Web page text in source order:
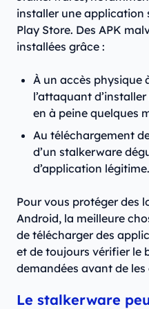
installer une application
Play Store. Des APK
installées grâce :
À un accès physique
l’attaquant
en à peine quelques
Au téléchargement
d’un stalkerware
d’application légitime.
Pour vous protéger des
Android, la meilleure
de télécharger des
et de toujours vérifier le
demandées avant de les
Le stalkerware